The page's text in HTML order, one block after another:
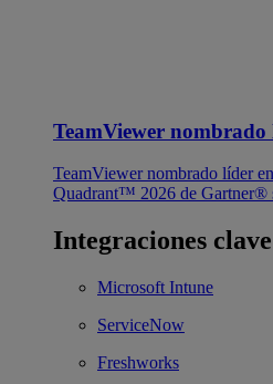
TeamViewer
TeamViewer nombrado líder
Quadrant™ 2026 de Gartner®
Integraciones clave
Microsoft Intune
ServiceNow
Freshworks